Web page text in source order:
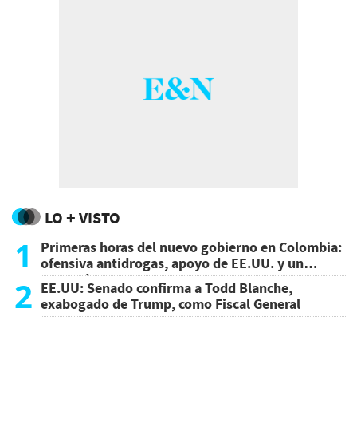
LO + VISTO
1
Primeras horas del nuevo gobierno en Colombia:
ofensiva antidrogas, apoyo de EE.UU. y un
atentado
2 EE.UU: Senado confirma a Todd Blanche,
exabogado de Trump, como Fiscal General